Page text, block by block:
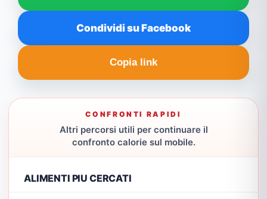
Condividi su Facebook
Copia link
CONFRONTI RAPIDI
Altri percorsi utili per continuare il
confronto calorie sul mobile.
ALIMENTI PIU CERCATI